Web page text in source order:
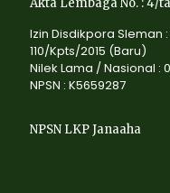
Akta Lembaga No. : 4/
Izin Disdikpora Sleman
110/Kpts/2015 (Baru)
Nilek Lama / Nasional :
NPSN : K5659287
NPSN LKP Janaaha